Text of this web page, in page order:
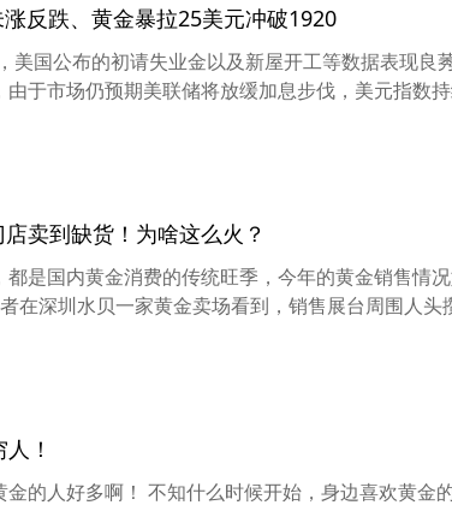
反跌、黄金暴拉25美元冲破1920
美国公布的初请失业金以及新屋开工等数据表现良
由于市场仍预期美联储将放缓加息步伐，美元指数
卖到缺货！为啥这么火？
都是国内黄金消费的传统旺季，今年的黄金销售情
在深圳水贝一家黄金卖场看到，销售展台周围人
！
金的人好多啊！ 不知什么时候开始，身边喜欢黄金